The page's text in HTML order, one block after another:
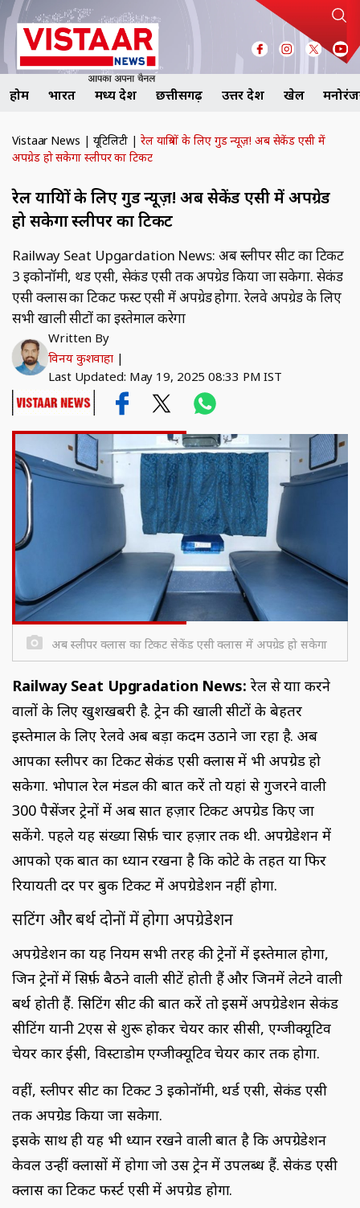
होम भारत मध्य प्रदेश छत्तीसगढ़ उत्तर प्रदेश खेल
Vistaar News | यूटिलिटी | रेल यात्रियों के लिए गुड न्यूज़! अब सेकेंड एसी में
अपग्रेड हो सकेगा स्लीपर का टिकट
रेल यात्रियों के लिए गुड न्यूज़! अब सेकेंड एसी में अपग्रेड
हो सकेगा स्लीपर का टिकट
Railway Seat Upgardation News: अब स्लीपर सीट का टिकट
3 इकोनॉमी, थर्ड एसी, सेकंड एसी तक अपग्रेड किया जा सकेगा. सेकंड
एसी क्लास का टिकट फर्स्ट एसी में अपग्रेड होगा. रेलवे अपग्रेड के लिए
सभी खाली सीटों का इस्तेमाल करेगा
Written By
विनय कुशवाहा |
Last Updated: May 19, 2025 08:33 PM IST
अब स्लीपर क्लास का टिकट सेकेंड एसी क्लास में अपग्रेड हो सकेगा
Railway Seat Upgradation News: रेल से यात्रा करने
वालों के लिए खुशखबरी है. ट्रेन की खाली सीटों के बेहतर
इस्तेमाल के लिए रेलवे अब बड़ा कदम उठाने जा रहा है. अब
आपका स्लीपर का टिकट सेकंड एसी क्लास में भी अपग्रेड हो
सकेगा. भोपाल रेल मंडल की बात करें तो यहां से गुजरने वाली
300 पैसेंजर ट्रेनों में अब सात हज़ार टिकट अपग्रेड किए जा
सकेंगे. पहले यह संख्या सिर्फ़ चार हज़ार तक थी. अपग्रेडेशन में
आपको एक बात का ध्यान रखना है कि कोटे के तहत या फिर
रियायती दर पर बुक टिकट में अपग्रेडेशन नहीं होगा.
सिंटिंग और बर्थ दोनों में होगा अपग्रेडेशन
अपग्रेडेशन का यह नियम सभी तरह की ट्रेनों में इस्तेमाल होगा,
जिन ट्रेनों में सिर्फ़ बैठने वाली सीटें होती हैं और जिनमें लेटने वाली
बर्थ होती हैं. सिटिंग सीट की बात करें तो इसमें अपग्रेडेशन सेकंड
सीटिंग यानी 2एस से शुरू होकर चेयर कार सीसी, एग्जीक्यूटिव
चेयर कार ईसी, विस्टाडोम एग्जीक्यूटिव चेयर कार तक होगा.
वहीं, स्लीपर सीट का टिकट 3 इकोनॉमी, थर्ड एसी, सेकंड एसी
तक अपग्रेड किया जा सकेगा.
इसके साथ ही यह भी ध्यान रखने वाली बात है कि अपग्रेडेशन
केवल उन्हीं क्लासों में होगा जो उस ट्रेन में उपलब्ध हैं. सेकंड एसी
क्लास का टिकट फर्स्ट एसी में अपग्रेड होगा.